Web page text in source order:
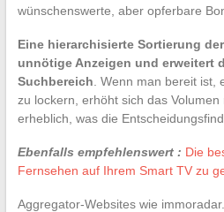
wünschenswerte, aber opferbare
Eine hierarchisierte Sortierung
unnötige Anzeigen und erweitert
Suchbereich . Wenn man bereit
zu lockern, erhöht sich das Volumen
erheblich, was die
Ebenfalls empfehlenswert : Die
Fernsehen auf Ihrem Smart TV zu
Aggregator-Websites wie